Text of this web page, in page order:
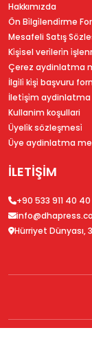
Hakkımızda
Ön Bi̇lgi̇lendi̇rme
Mesafeli Satış
Ki̇şi̇sel veri̇leri̇n
Çerez aydinlatma
İlgi̇li̇ ki̇şi̇ başvuru
İleti̇şi̇m
Kullanim koşullari
Üyeli̇k sözleşmesi̇
Üye aydinlatma
İLETİŞİM
+90 533 911 40 40
Hürriyet Dünyası,